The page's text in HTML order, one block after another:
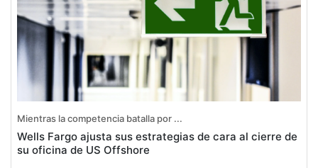
Mientras la competencia batalla por ...
Wells Fargo ajusta sus estrategias de cara al cierre de
su oficina de US Offshore